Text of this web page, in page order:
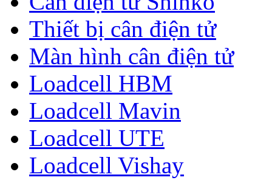
Thiết bị cân điện tử
Màn hình cân điện tử
Loadcell HBM
Loadcell Mavin
Loadcell UTE
Loadcell Vishay